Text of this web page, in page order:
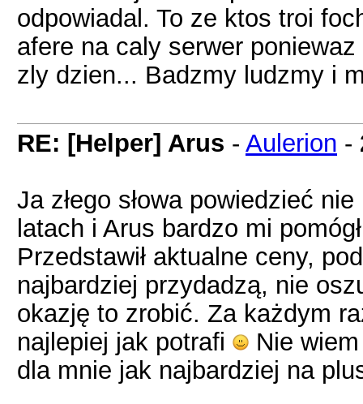
odpowiadal. To ze ktos troi
afere na caly serwer
zly dzien... Badzmy ludzmy i
RE: [Helper] Arus - Aulerion -
Ja złego słowa powiedzieć
latach i Arus bardzo mi
Przedstawił aktualne ceny,
najbardziej przydadzą, nie
okazję to zrobić. Za każdym
najlepiej jak potrafi
Nie
dla mnie jak najbardziej na